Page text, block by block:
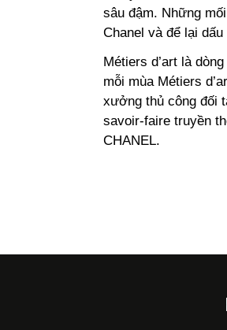
sâu đậm. Những
Chanel và để lại
Métiers d’art là
mỗi mùa Métiers
xưởng thủ công đối
savoir-faire truyền
CHANEL.